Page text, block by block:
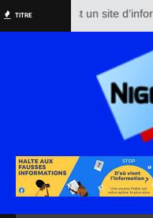
TITRE est un site